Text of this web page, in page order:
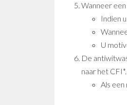
Wanneer
Indien
U
De
naar het CFI*.
Als